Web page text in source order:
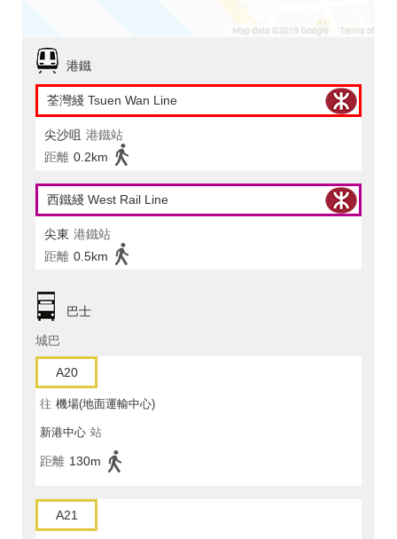
港鐵
荃灣綫 Tsuen Wan Line
尖沙咀 港鐵站
距離 0.2km
西鐵綫 West Rail Line
尖東 港鐵站
距離 0.5km
巴士
城巴
A20
往 機場(地面運輸中心)
新港中心 站
距離 130m
A21